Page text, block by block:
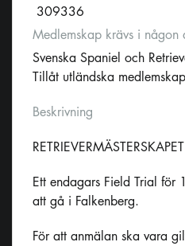
309336
Medlemskap krävs i
Svenska Spaniel och
Tillåt utländska medlemskap
Beskrivning
Ett endagars Field Trial för
att gå i Falkenberg.
För att anmälan ska vara